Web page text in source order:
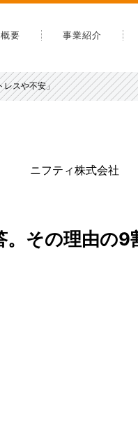
要 事業紹介
レスや不安」
ニフティ株式会社
。その理由の